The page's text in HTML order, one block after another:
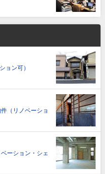
ョン可）
（リノベーショ
ーション・シェ